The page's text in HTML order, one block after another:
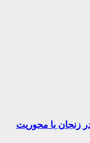
زنجان با محوریت